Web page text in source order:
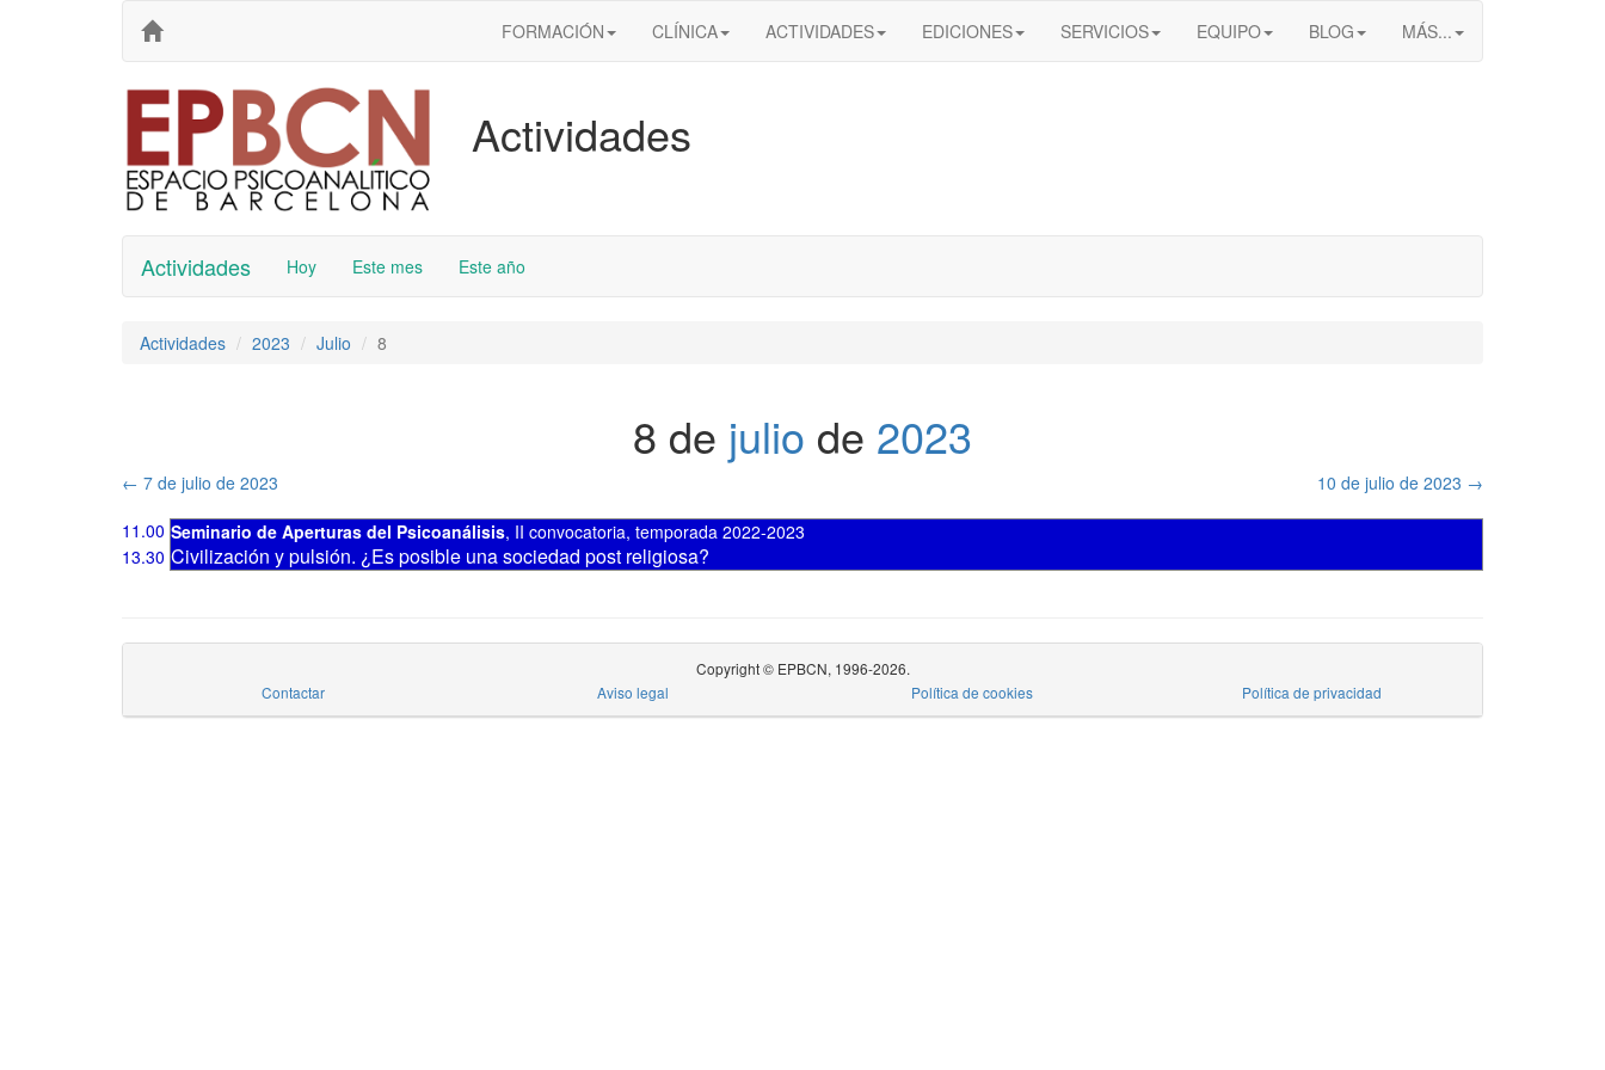
FORMACIÓN CLÍNICA ACTIVIDADES EDICIONES SERVICIOS EQUIPO BLOG MÁS...
Actividades
Actividades Hoy Este mes Este año
Actividades 2023 Julio 8
8 de julio de 2023
← 7 de julio de 2023 10 de julio de 2023 →
11.00 Seminario de Aperturas del Psicoanálisis, II convocatoria, temporada 2022-2023
Civilización y pulsión. ¿Es posible una sociedad post religiosa?
13.30
Copyright © EPBCN, 1996-2026.
Contactar
Aviso legal Política de cookies Política de privacidad